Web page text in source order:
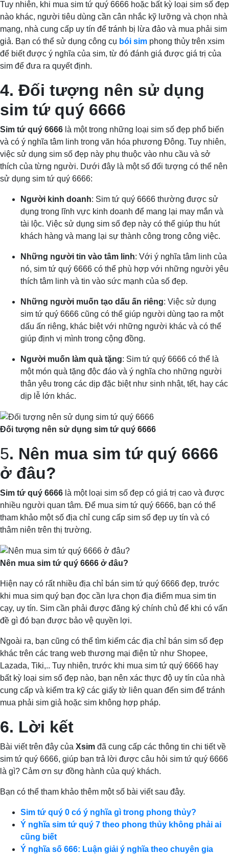
Tuy nhiên, khi mua sim tứ quý 6666 hoặc bất kỳ loại sim số đẹp
nào khác, người tiêu dùng cần cân nhắc kỹ lưỡng và chọn nhà
mạng, nhà cung cấp uy tín để tránh bị lừa đảo và mua phải sim
giả. Bạn có thể sử dụng công cụ bói sim phong thủy trên xsim
để biết được ý nghĩa của sim, từ đó đánh giá được giá trị của
sim để đưa ra quyết định.
4. Đối tượng nên sử dụng
sim tứ quý 6666
Sim tứ quý 6666 là một trong những loại sim số đẹp phổ biến
và có ý nghĩa tâm linh trong văn hóa phương Đông. Tuy nhiên,
việc sử dụng sim số đẹp này phụ thuộc vào nhu cầu và sở
thích của từng người. Dưới đây là một số đối tượng có thể nên
sử dụng sim tứ quý 6666:
Người kinh doanh: Sim tứ quý 6666 thường được sử
dụng trong lĩnh vực kinh doanh để mang lại may mắn và
tài lộc. Việc sử dụng sim số đẹp này có thể giúp thu hút
khách hàng và mang lại sự thành công trong công việc.
Những người tin vào tâm linh: Với ý nghĩa tâm linh của
nó, sim tứ quý 6666 có thể phù hợp với những người yêu
thích tâm linh và tin vào sức mạnh của số đẹp.
Những người muốn tạo dấu ấn riêng: Việc sử dụng
sim tứ quý 6666 cũng có thể giúp người dùng tạo ra một
dấu ấn riêng, khác biệt với những người khác và có thể
giúp định vị mình trong cộng đồng.
Người muốn làm quà tặng: Sim tứ quý 6666 có thể là
một món quà tặng độc đáo và ý nghĩa cho những người
thân yêu trong các dịp đặc biệt như sinh nhật, tết, hay các
dịp lễ lớn khác.
Đối tượng nên sử dụng sim tứ quý 6666
5. Nên mua sim tứ quý 6666
ở đâu?
Sim tứ quý 6666 là một loại sim số đẹp có giá trị cao và được
nhiều người quan tâm. Để mua sim tứ quý 6666, bạn có thể
tham khảo một số địa chỉ cung cấp sim số đẹp uy tín và có
thâm niên trên thị trường.
Nên mua sim tứ quý 6666 ở đâu?
Hiện nay có rất nhiều địa chỉ bán sim tứ quý 6666 đẹp, trước
khi mua sim quý bạn đọc cần lựa chọn địa điểm mua sim tin
cạy, uy tín. Sim cần phải được đăng ký chính chủ để khi có vấn
đề gì đó bạn được bảo vệ quyền lợi.
Ngoài ra, bạn cũng có thể tìm kiếm các địa chỉ bán sim số đẹp
khác trên các trang web thương mại điện tử như Shopee,
Lazada, Tiki,.. Tuy nhiên, trước khi mua sim tứ quý 6666 hay
bất kỳ loại sim số đẹp nào, bạn nên xác thực độ uy tín của nhà
cung cấp và kiểm tra kỹ các giấy tờ liên quan đến sim để tránh
mua phải sim giả hoặc sim không hợp pháp.
6. Lời kết
Bài viết trên đây của Xsim đã cung cấp các thông tin chi tiết về
sim tứ quý 6666, giúp bạn trả lời được câu hỏi sim tứ quý 6666
là gì? Cảm ơn sự đồng hành của quý khách.
Bạn có thể tham khảo thêm một số bài viết sau đây.
Sim tứ quý 0 có ý nghĩa gì trong phong thủy?
Ý nghĩa sim tứ quý 7 theo phong thủy không phải ai
cũng biết
Ý nghĩa số 666: Luận giải ý nghĩa theo chuyên gia